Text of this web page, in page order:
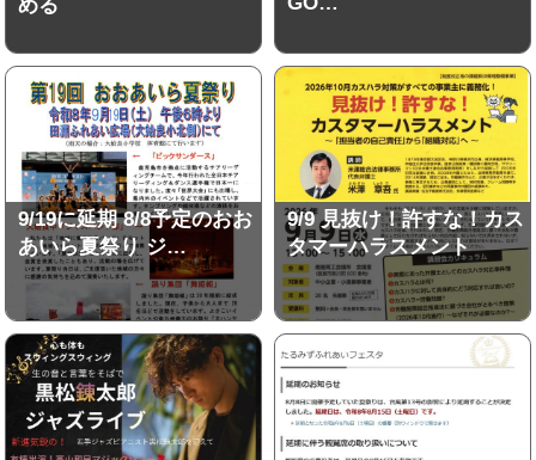
める
9/19に延期 8/8予定のおお
あいら夏祭り ジ…
9/9 見抜け！許すな！カス
タマーハラスメント